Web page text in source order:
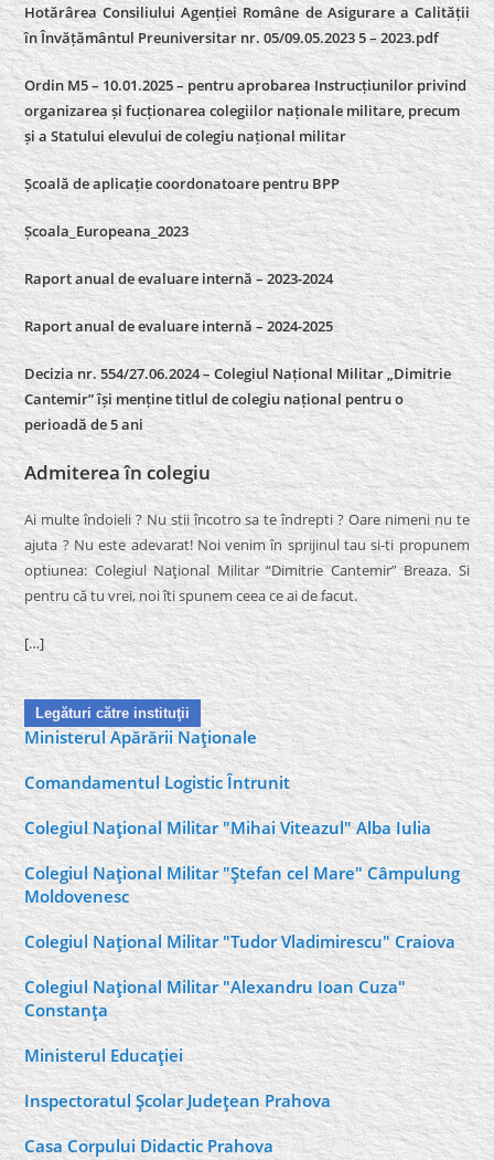
Hotărârea Consiliului Agenției Române de Asigurare a Calității
în Învățământul Preuniversitar nr. 05/09.05.2023 5 – 2023.pdf
Ordin M5 – 10.01.2025 – pentru aprobarea Instrucțiunilor privind
organizarea și fucționarea colegiilor naționale militare, precum
și a Statului elevului de colegiu național militar
Școală de aplicație coordonatoare pentru BPP
Școala_Europeana_2023
Raport anual de evaluare internă – 2023-2024
Raport anual de evaluare internă –2024-2025
Decizia nr. 554/27.06.2024 – Colegiul Național Militar „Dimitrie
Cantemir” își menține titlul de colegiu național pentru o
perioadă de 5 ani
Admiterea în colegiu
Ai multe îndoieli ? Nu stii încotro sa te îndrepti ? Oare nimeni nu te
ajuta ? Nu este adevarat! Noi venim în sprijinul tau si-ti propunem
optiunea: Colegiul Naţional Militar “Dimitrie Cantemir” Breaza. Si
pentru că tu vrei, noi îti spunem ceea ce ai de facut.
[…]
Legături către instituţii
Ministerul Apărării Naţionale
Comandamentul Logistic Întrunit
Colegiul Naţional Militar "Mihai Viteazul" Alba Iulia
Colegiul Naţional Militar "Ştefan cel Mare" Câmpulung
Moldovenesc
Colegiul Naţional Militar "Tudor Vladimirescu" Craiova
Colegiul Naţional Militar "Alexandru Ioan Cuza"
Constanţa
Ministerul Educaţiei
Inspectoratul Şcolar Judeţean Prahova
Casa Corpului Didactic Prahova